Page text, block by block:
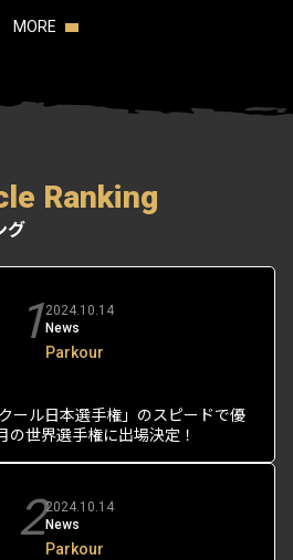
MORE
Ranking
グ
12024.10.14
News
Parkour
ール日本選手権」のスピードで優
世界選手権に出場決定！
22024.10.14
News
Parkour